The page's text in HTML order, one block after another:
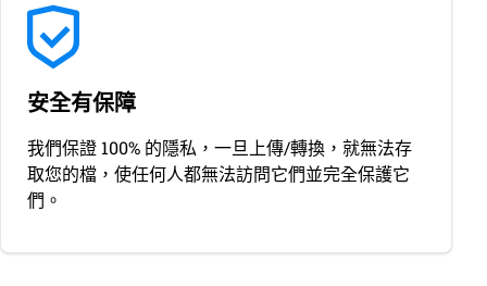
安全有保障
我們保證 100% 的隱私，一旦上傳/轉換，就無法存
取您的檔，使任何人都無法訪問它們並完全保護它
們。